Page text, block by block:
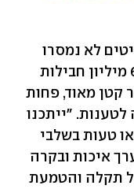
ישראל, רק 6,000 פריטים לא נמסרו
ליעדם בישראל ב-2017, מתוך כ-60 מיליון חבילות
קטן מאוד, פחות
"ייתכנו
טעות בשלבי
איכות ובקרה
תקלה והטמעת